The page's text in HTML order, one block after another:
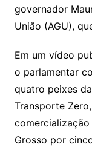
governador
União (AGU),
Em um vídeo
o parlamentar
quatro peixes
Transporte
Grosso por